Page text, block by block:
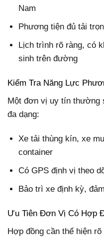
Nam
Phương tiện đủ tải
Lịch trình rõ ràng, có
sinh trên đường
Kiểm Tra Năng Lực
Một đơn vị uy tín thường
đa dạng:
Xe tải thùng kín, xe
container
Có GPS định vị theo
Bảo trì xe định kỳ,
Ưu Tiên Đơn Vị Có Hợp
Hợp đồng cần thể hiện